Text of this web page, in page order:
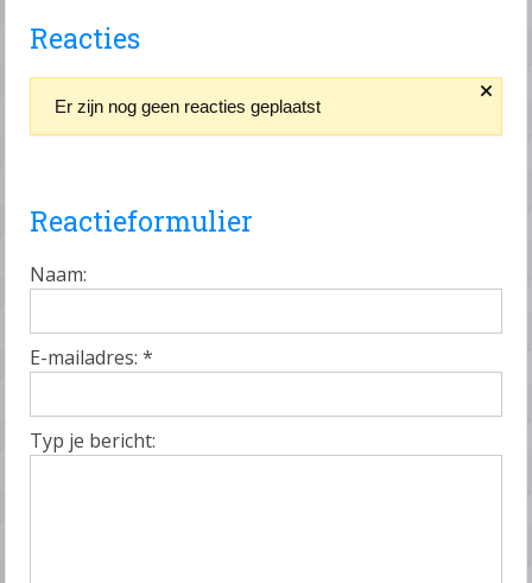
Reacties
Er zijn nog geen reacties geplaatst
Reactieformulier
Naam:
E-mailadres:*
Typ je bericht: